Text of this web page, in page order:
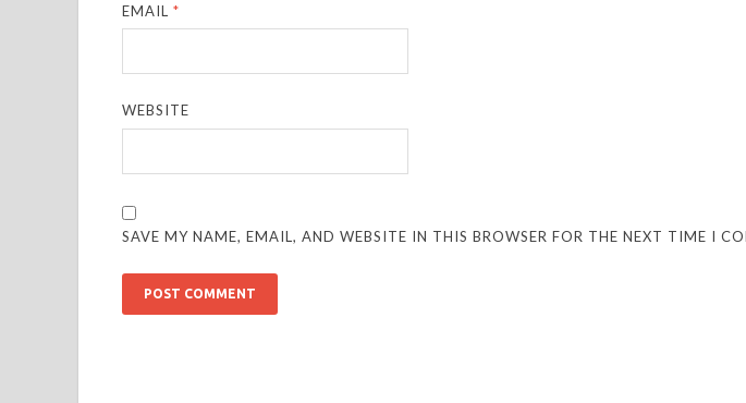
EMAIL*
WEBSITE
SAVE MY NAME, EMAIL, AND WEBSITE IN THIS BROWSER FOR THE NEXT TIME I